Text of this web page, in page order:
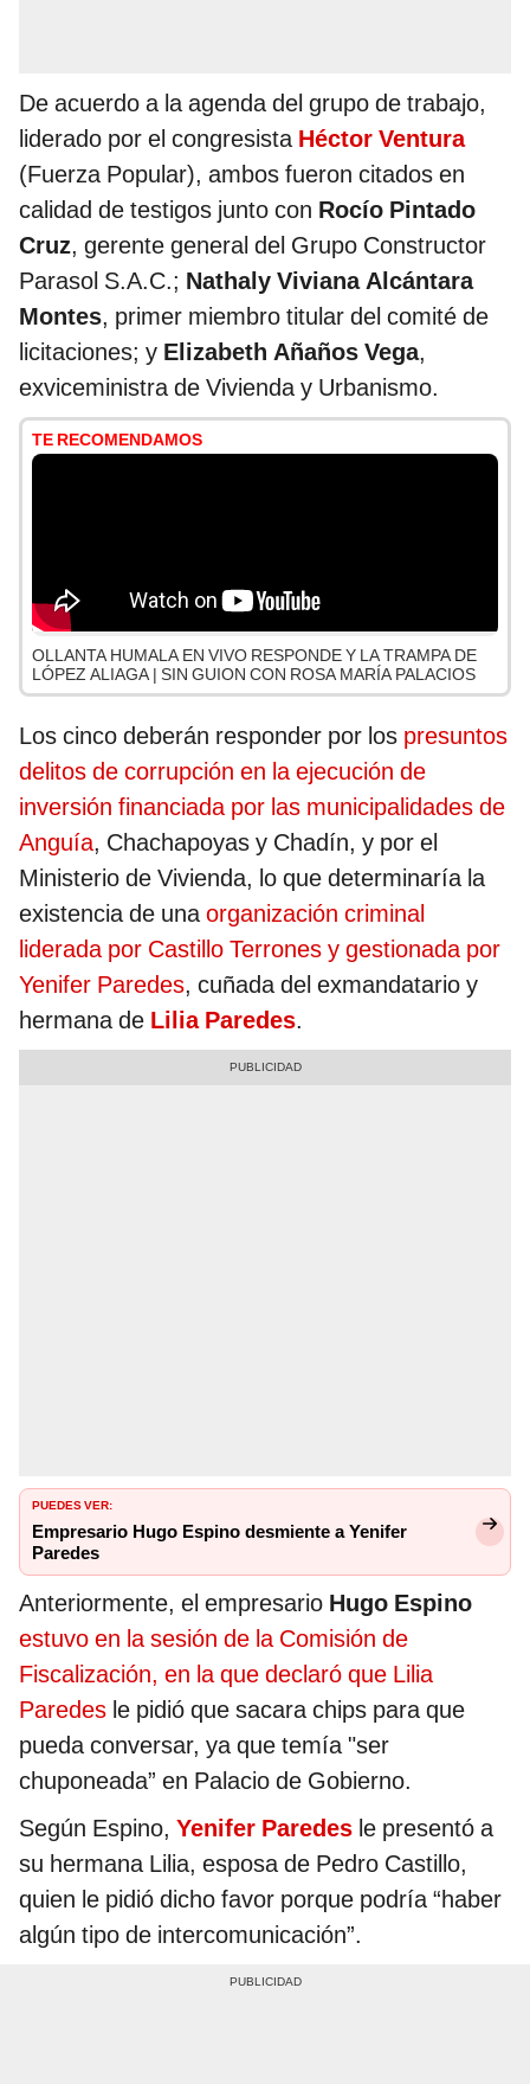
De acuerdo a la agenda del grupo de trabajo,
liderado por el congresista Héctor Ventura
(Fuerza Popular), ambos fueron citados en
calidad de testigos junto con Rocío Pintado
Cruz, gerente general del Grupo Constructor
Parasol S.A.C.; Nathaly Viviana Alcántara
Montes, primer miembro titular del comité de
licitaciones; y Elizabeth Añaños Vega,
exviceministra de Vivienda y Urbanismo.
TE RECOMENDAMOS
OLLANTA HUMALA EN VIVO RESPONDE Y LA TRAMPA DE
LÓPEZ ALIAGA | SIN GUION CON ROSA MARÍA PALACIOS
Los cinco deberán responder por los presuntos
delitos de corrupción en la ejecución de
inversión financiada por las municipalidades de
Anguía, Chachapoyas y Chadín, y por el
Ministerio de Vivienda, lo que determinaría la
existencia de unaorganización criminal
liderada por Castillo Terrones y gestionada por
Yenifer Paredes, cuñada del exmandatario y
hermana de Lilia Paredes.
PUEDES VER:
Empresario Hugo Espino desmiente a Yenifer
Paredes
Anteriormente, el empresario Hugo Espino
estuvo en la sesión de la Comisión de
Fiscalización, en la que declaró que Lilia
Paredes le pidió que sacara chips para que
pueda conversar, ya que temía "ser
chuponeada” en Palacio de Gobierno.
Según Espino, Yenifer Paredes le presentó a
su hermana Lilia, esposa de Pedro Castillo,
quien le pidió dicho favor porque podría “haber
algún tipo de intercomunicación”.